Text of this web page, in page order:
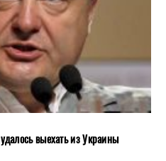
выехать из Украины